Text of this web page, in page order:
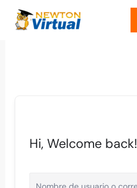
Hi, Welcome back!